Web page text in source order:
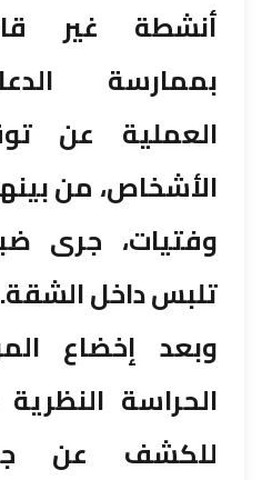
أنشطة غير
بممارسة
العملية عن
الأشخاص، من
وفتيات، جرى
تلبس داخل الشقة.
وبعد إخضاع
الحراسة
للكشف عن